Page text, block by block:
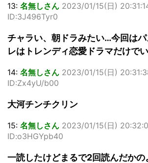
13: 名無しさん 2023/01/15(日)
ID:3J496Tyr0
チャラい、朝ドラみたい…今回は
レはトレンディ恋愛ドラマだけでい
14: 名無しさん 2023/01/15(日)
ID:Zx4yU/b00
大河チンチクリン
15: 名無しさん 2023/01/15(日)
ID:o3HGYpb40
一読したけどまるで2回読んだかの